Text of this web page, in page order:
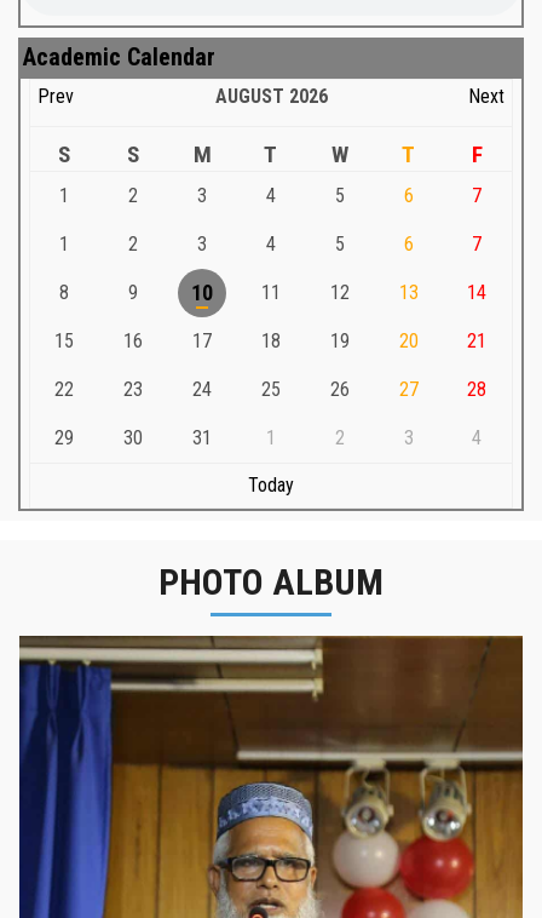
Academic Calendar
Prev AUGUST 2026 Next
S S M T W T F
1 2 3 4 5 6 7
1 2 3 4 5 6 7
8 9 10 11 12 13 14
15 16 17 18 19 20 21
22 23 24 25 26 27 28
29 30 31 1 2 3 4
Today
PHOTO ALBUM